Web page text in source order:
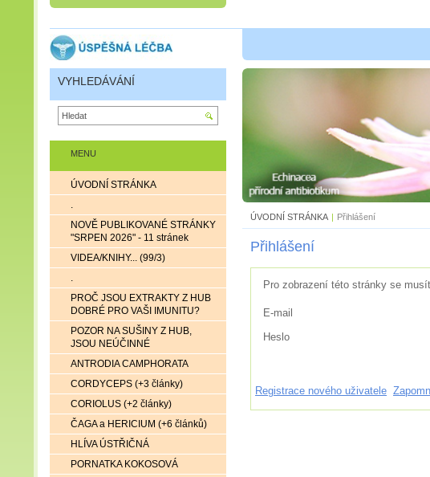
ÚVODNÍ STRÁNKA | Přihlášení
Přihlášení
Pro zobrazení této stránky se
E-mail
Heslo
Registrace nového uživatele
MENU
ÚVODNÍ STRÁNKA
.
NOVĚ PUBLIKOVANÉ STRÁNKY
"SRPEN 2026" - 11 stránek
VIDEA/KNIHY... (99/3)
.
PROČ JSOU EXTRAKTY Z HUB
DOBRÉ PRO VAŠI IMUNITU?
POZOR NA SUŠINY Z HUB,
JSOU NEÚČINNÉ
ANTRODIA CAMPHORATA
CORDYCEPS (+3 články)
CORIOLUS (+2 články)
ČAGA a HERICIUM (+6 článků)
HLÍVA ÚSTŘIČNÁ
PORNATKA KOKOSOVÁ
VYHLEDÁVÁNÍ